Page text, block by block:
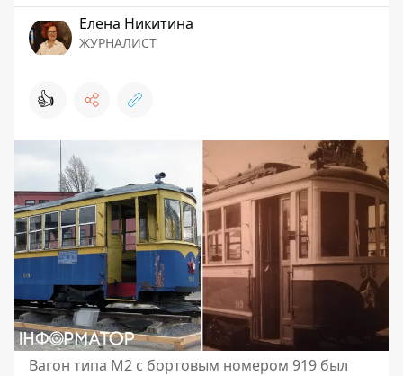
Елена Никитина
ЖУРНАЛИСТ
👍
Вагон типа М2 с бортовым номером 919 был